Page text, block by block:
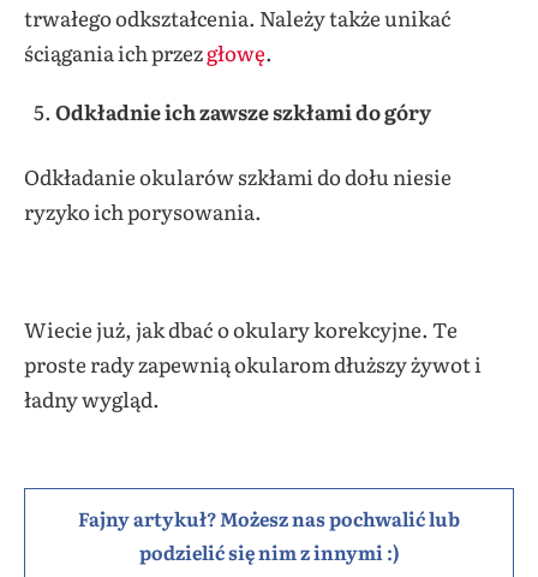
trwałego odkształcenia. Należy także unikać
ściągania ich przezgłowę.
Odkładnie ich zawsze szkłami do góry
Odkładanie okularów szkłami do dołu niesie
ryzyko ich porysowania.
Wiecie już, jak dbać o okulary korekcyjne. Te
proste rady zapewnią okularom dłuższy żywot i
ładny wygląd.
Fajny artykuł? Możesz nas pochwalić lub
podzielić się nim z innymi :)